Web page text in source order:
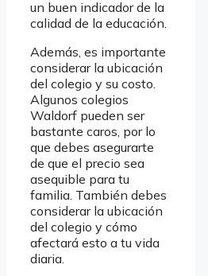
un buen indicador de la
calidad de la educación.
Además, es importante
considerar la ubicación
del colegio y su costo.
Algunos colegios
Waldorf pueden ser
bastante caros, por lo
que debes asegurarte
de que el precio sea
asequible para tu
familia. También debes
considerar la ubicación
del colegio y cómo
afectará esto a tu vida
diaria.